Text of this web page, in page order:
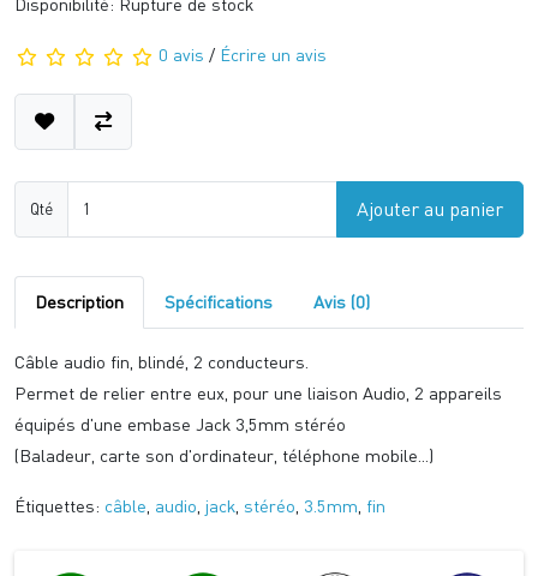
Disponibilité: Rupture de stock
0 avis / Écrire un avis
Qté Ajouter au panier
Description Spécifications Avis (0)
Câble audio fin, blindé, 2 conducteurs.
Permet de relier entre eux, pour une liaison Audio, 2 appareils
équipés d'une embase Jack 3,5mm stéréo
(Baladeur, carte son d'ordinateur, téléphone mobile...)
Étiquettes: câble audio jack stéréo 3.5mm fin